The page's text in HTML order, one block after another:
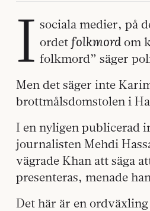
I sociala medier, på
ordetfolkmordom
folkmord” säger
Men det säger inte
brottmålsdomstolen i
I en nyligen publicerad
journalisten Mehdi
vägrade Khan att säga
presenteras, menade
Det här är en